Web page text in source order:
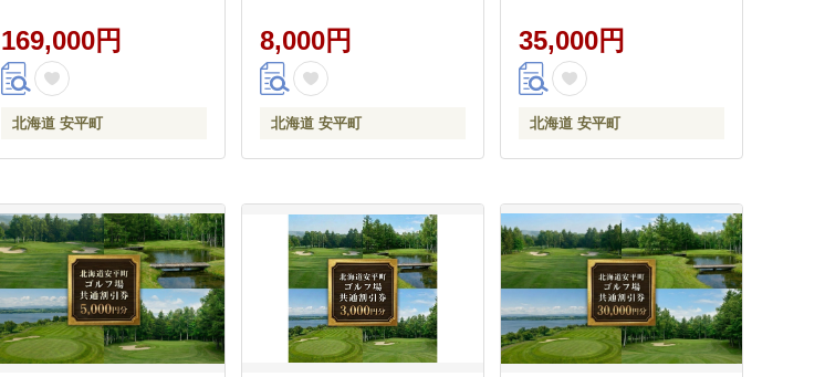
169,000円
北海道 安平町
8,000円
北海道 安平町
35,000円
北海道 安平町